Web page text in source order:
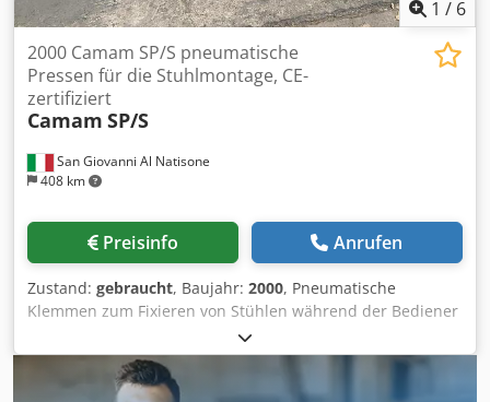
1 / 6
San Giovanni Al Natisone
408 km
2000 Camam SP/S pneumatische
Pressen für die Stuhlmontage, CE-
zertifiziert
Camam SP/S
Preisinfo Anrufen
Zustand: gebraucht, Baujahr: 2000, Pneumatische
Klemmen zum Fixieren von Stühlen während der Bediener
Arbeiten ausführt, z. B. mit einem Schrauber oder
ähnlichem. Arbeitsmaße: 50x60 cm. Crodpfx Afeydb Hxjpsf